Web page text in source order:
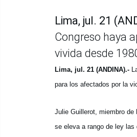
Lima, jul. 21
Congreso haya
vivida desde
Lima, jul. 21 (ANDINA).-
para los afectados por la
Julie Guillerot, miembro
se eleva a rango de ley